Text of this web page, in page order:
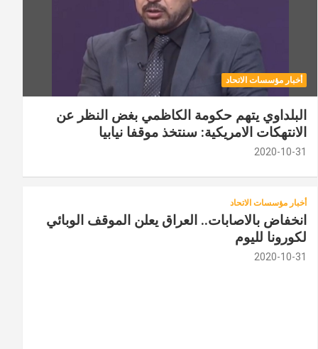
أخبار مؤسسات الاتحاد
البلداوي يتهم حكومة الكاظمي بغض النظر عن
الانتهكات الامريكية: سنتخذ موقفا نيابيا
2020-10-31
أخبار مؤسسات الاتحاد
انخفاض بالاصابات.. العراق يعلن الموقف الوبائي
لكورونا لليوم
2020-10-31